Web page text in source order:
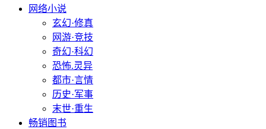
网络小说
玄幻·修真
网游·竞技
奇幻·科幻
恐怖.灵异
都市·言情
历史·军事
末世·重生
畅销图书